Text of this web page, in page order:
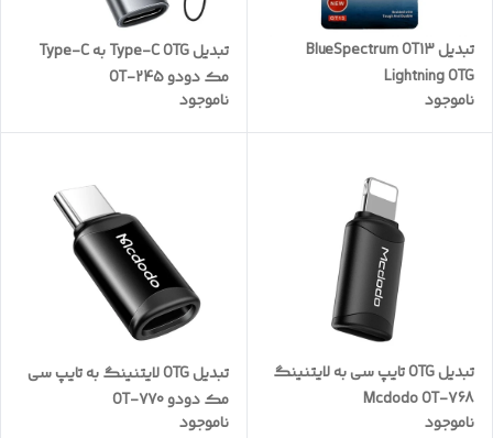
تبدیل BlueSpectrum OT13
Lightning OTG
ناموجود
تبدیل Type-C OTG به Type-C
مک دودو OT-245
ناموجود
تبدیل OTG تایپ سی به لایتنینگ
Mcdodo OT-768
ناموجود
تبدیل OTG لایتنینگ به تایپ سی
مک دودو OT-770
ناموجود